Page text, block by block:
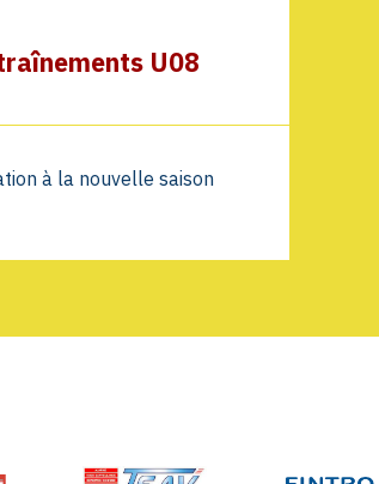
U08
à la nouvelle saison